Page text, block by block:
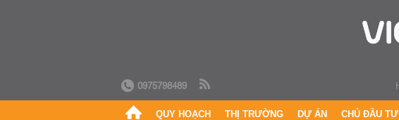
0975798489
QUY HOẠCH THỊ TRƯỜNG DỰ ÁN CHỦ ĐẦU TƯ